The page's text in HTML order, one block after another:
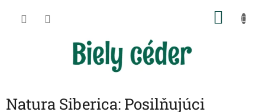
Natura Siberica: Posilňujúci